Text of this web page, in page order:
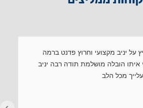
על יניב מקצועי וחרוץ פדנט ברמה
איתו הובלה מושלמת תודה רבה יניב
מכל הלב